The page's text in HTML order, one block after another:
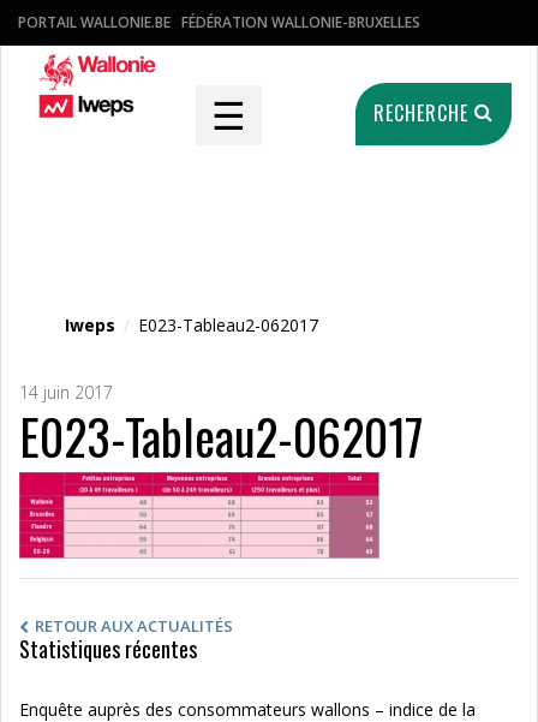
PORTAIL WALLONIE.BE FÉDÉRATION WALLONIE-BRUXELLES
☰ RECHERCHE
Iweps / E023-Tableau2-062017
14 juin 2017
E023-Tableau2-062017
RETOUR AUX ACTUALITÉS
Statistiques récentes
Enquête auprès des consommateurs wallons – indice de la